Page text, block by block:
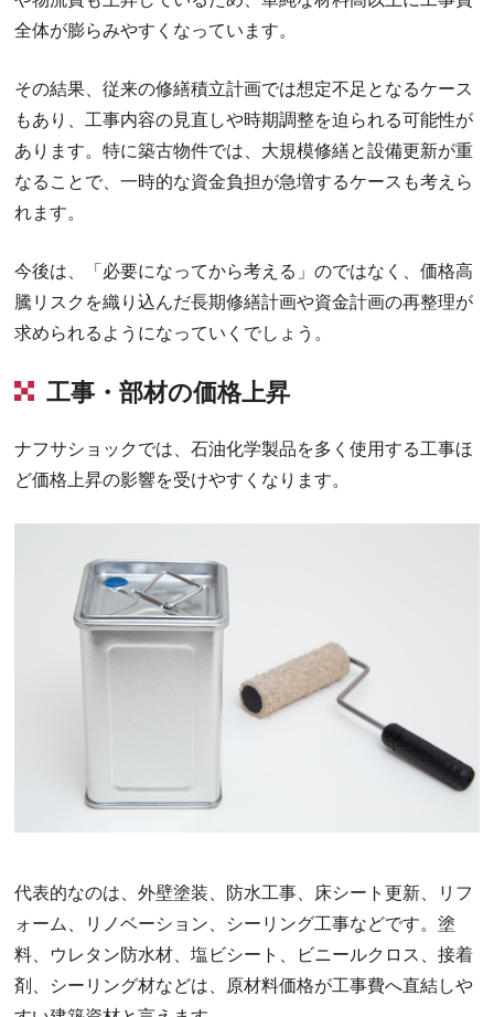
全体が膨らみやすくなっています。
その結果、従来の修繕積立計画では想定不足となるケース
もあり、工事内容の見直しや時期調整を迫られる可能性が
あります。特に築古物件では、大規模修繕と設備更新が重
なることで、一時的な資金負担が急増するケースも考えら
れます。
今後は、「必要になってから考える」のではなく、価格高
騰リスクを織り込んだ長期修繕計画や資金計画の再整理が
求められるようになっていくでしょう。
工事・部材の価格上昇
ナフサショックでは、石油化学製品を多く使用する工事ほ
ど価格上昇の影響を受けやすくなります。
代表的なのは、外壁塗装、防水工事、床シート更新、リフ
ォーム、リノベーション、シーリング工事などです。塗
料、ウレタン防水材、塩ビシート、ビニールクロス、接着
剤、シーリング材などは、原材料価格が工事費へ直結しや